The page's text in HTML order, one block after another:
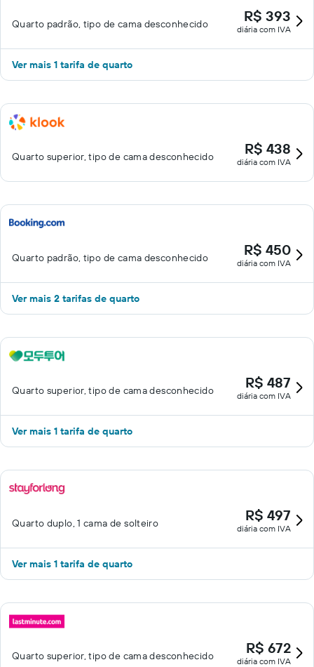
Quarto padrão, tipo de cama desconhecido R$ 393
diária com IVA
Ver mais 1 tarifa de quarto
Quarto superior, tipo de cama desconhecido R$ 438
diária com IVA
Quarto padrão, tipo de cama desconhecido R$ 450
diária com IVA
Ver mais 2 tarifas de quarto
Quarto superior, tipo de cama desconhecido R$ 487
diária com IVA
Ver mais 1 tarifa de quarto
Quarto duplo, 1 cama de solteiro R$ 497
diária com IVA
Ver mais 1 tarifa de quarto
Quarto superior, tipo de cama desconhecido R$ 672
diária com IVA